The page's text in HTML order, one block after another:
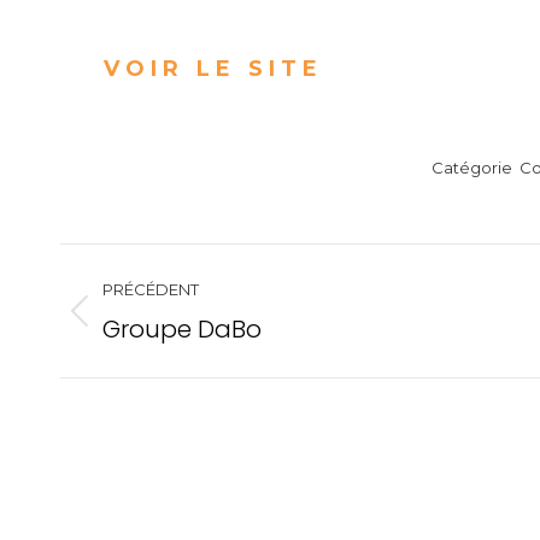
VOIR LE SITE
Catégorie
Navigation
de
PRÉCÉDENT
Onglet
Groupe DaBo